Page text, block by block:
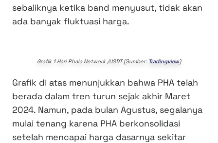
sebaliknya ketika band menyusut, tidak akan
ada banyak fluktuasi harga.
Grafik 1 Hari Phala Network /USDT (Sumber: Tradingview)
Grafik di atas menunjukkan bahwa PHA telah
berada dalam tren turun sejak akhir Maret
2024. Namun, pada bulan Agustus, segalanya
mulai tenang karena PHA berkonsolidasi
setelah mencapai harga dasarnya sekitar